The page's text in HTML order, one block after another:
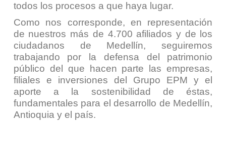
todos los procesos a que haya lugar.
Como nos corresponde, en representación
de nuestros más de 4.700 afiliados y de los
ciudadanos de Medellín, seguiremos
trabajando por la defensa del patrimonio
público del que hacen parte las empresas,
filiales e inversiones del Grupo EPM y el
aporte a la sostenibilidad de éstas,
fundamentales para el desarrollo de Medellín,
Antioquia y el país.